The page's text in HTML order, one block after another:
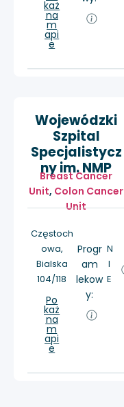
każ
na
m
api
e
Wojewódzki
Szpital
Specjalistycz
ny im. NMP
Breast Cancer
Unit, Colon Cancer
Unit
Częstoch
owa,
Bialska
104/118
Po
każ
na
m
api
e
Progr
am
lekow
y:
N
I
E